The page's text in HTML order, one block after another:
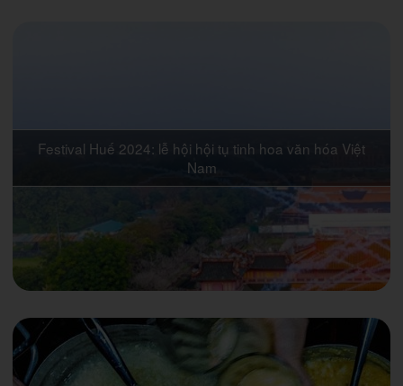
Festival Huế 2024: lễ hội hội tụ tinh hoa văn hóa Việt
Nam